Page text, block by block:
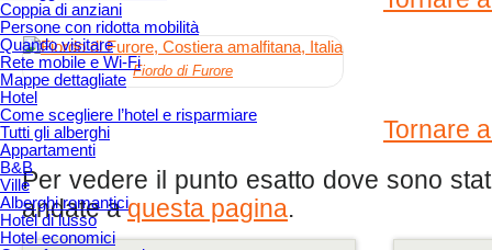
Coppia di anziani
Persone con ridotta mobilità
Quando visitare
Rete mobile e Wi-Fi
Mappe dettagliate
Hotel
Come scegliere l’hotel e risparmiare
Tutti gli alberghi
Appartamenti
B&B
Ville
Alberghi romantici
Hotel di lusso
Hotel economici
Fiordo di Furore
Tornare
Per vedere il punto esatto dove sono
andate aquesta pagina.